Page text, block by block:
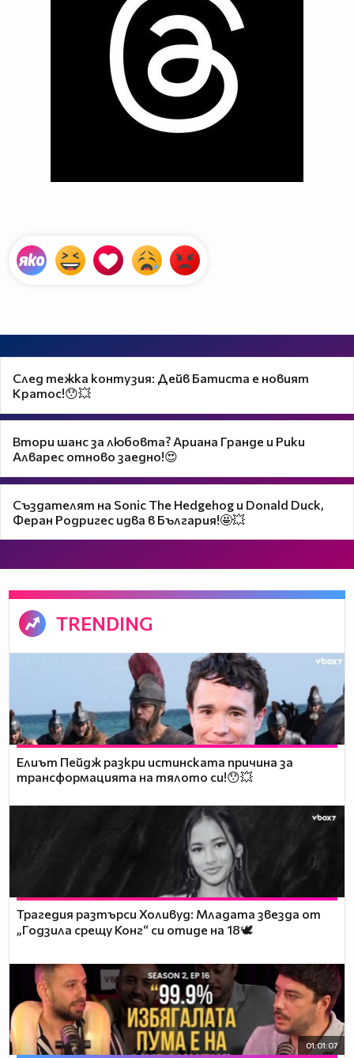
След тежка контузия: Дейв Батиста е новият
Кратос!😯💥
Втори шанс за любовта? Ариана Гранде и Рики
Алварес отново заедно!😍
Създателят на Sonic The Hedgehog и Donald Duck,
Феран Родригес идва в България!🤩💥
TRENDING
Елиът Пейдж разкри истинската причина за
трансформацията на тялото си!😯💥
Трагедия разтърси Холивуд: Младата звезда от
„Годзила срещу Конг“ си отиде на 18🕊️
01:01:07